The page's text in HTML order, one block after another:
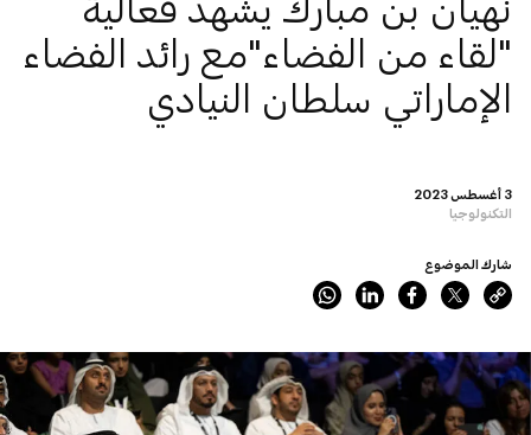
3 أغسطس 2023
التكنولوجيا
"لقاء من الفضاء"مع رائد الفضاء
الإماراتي سلطان النيادي
شارك الموضوع